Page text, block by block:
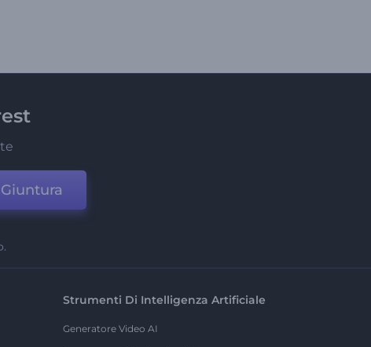
Giuntura
Strumenti Di Intelligenza Artificiale
Generatore Video AI